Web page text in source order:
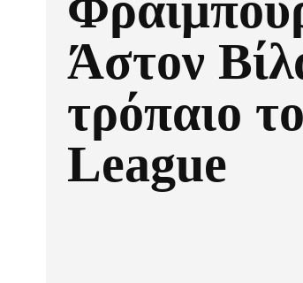
Άστον
τρόπαιο
League